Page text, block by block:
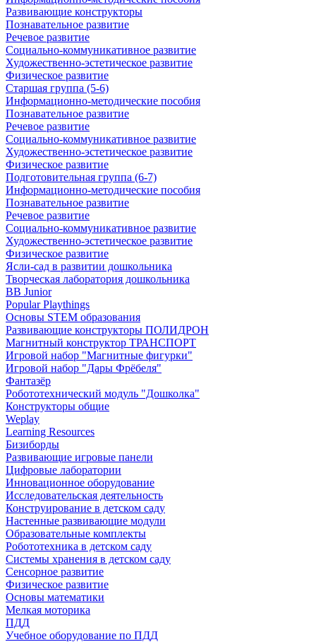
Развивающие конструкторы
Познавательное развитие
Речевое развитие
Социально-коммуникативное развитие
Художественно-эстетическое развитие
Физическое развитие
Старшая группа (5-6)
Информационно-методические пособия
Познавательное развитие
Речевое развитие
Социально-коммуникативное развитие
Художественно-эстетическое развитие
Физическое развитие
Подготовительная группа (6-7)
Информационно-методические пособия
Познавательное развитие
Речевое развитие
Социально-коммуникативное развитие
Художественно-эстетическое развитие
Физическое развитие
Ясли-сад в развитии дошкольника
Творческая лаборатория дошкольника
BB Junior
Popular Playthings
Основы STEM образования
Развивающие конструкторы ПОЛИДРОН
Магнитный конструктор ТРАНСПОРТ
Игровой набор "Магнитные фигурки"
Игровой набор "Дары Фрёбеля"
Фантазёр
Робототехнический модуль "Дошколка"
Конструкторы общие
Weplay
Learning Resources
Бизиборды
Развивающие игровые панели
Цифровые лаборатории
Инновационное оборудование
Исследовательская деятельность
Конструирование в детском саду
Настенные развивающие модули
Образовательные комплекты
Робототехника в детском саду
Системы хранения в детском саду
Сенсорное развитие
Физическое развитие
Основы математики
Мелкая моторика
ПДД
Учебное оборудование по ПДД